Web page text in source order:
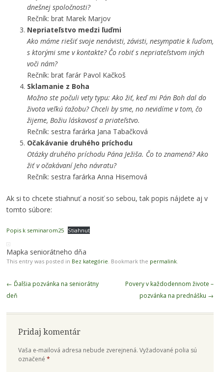
dnešnej spoločnosti?
Rečník: brat Marek Marjov
Nepriateľstvo medzi ľuďmi
Ako máme riešiť svoje nenávisti, závisti, nesympatie k ľuďom,
s ktorými sme v kontakte? Čo robiť s nepriateľstvom iných
voči nám?
Rečník: brat farár Pavol Kačkoš
Sklamanie z Boha
Možno ste počuli vety typu: Ako žiť, keď mi Pán Boh dal do
života veľkú ťažobu? Chceli by sme, no nevidíme v tom, čo
žijeme, Božiu láskavosť a priateľstvo.
Rečník: sestra farárka Jana Tabačková
Očakávanie druhého príchodu
Otázky druhého príchodu Pána Ježiša. Čo to znamená? Ako
žiť v očakávaní Jeho návratu?
Rečník: sestra farárka Anna Hisemová
Ak si to chcete stiahnuť a nosiť so sebou, tak popis nájdete aj v
tomto súbore:
Popis k seminarom25 Stiahnuť
Mapka seniorátneho dňa
This entry was posted in Bez kategórie. Bookmark the permalink.
Post navigation
← Ďalšia pozvánka na seniorátny
deň
Povery v každodennom živote –
pozvánka na prednášku →
Pridaj komentár
Vaša e-mailová adresa nebude zverejnená. Vyžadované polia sú
označené *